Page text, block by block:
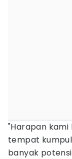
"Harapan kami
tempat
banyak